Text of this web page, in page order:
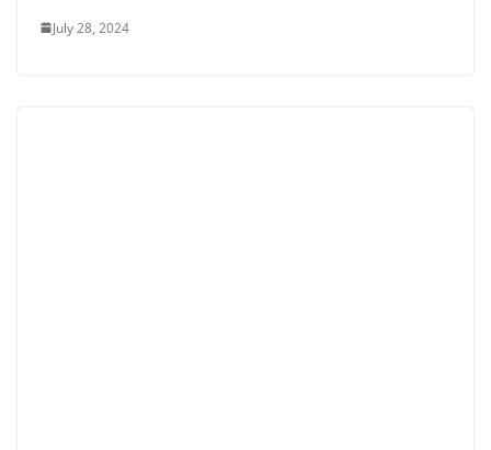
July 28, 2024